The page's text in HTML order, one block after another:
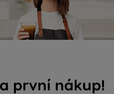
XL (30
první nákup!